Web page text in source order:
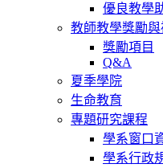
優良教學
教師教學獎勵與
獎勵項目
Q&A
夏季學院
生命教育
專題研究課程
學系窗口
學系行政